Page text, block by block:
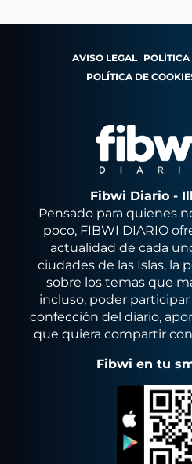
AVISO LEGAL
POLÍTICA DE
Fibwi Diario -
Pensado para quienes
poco, FIBWI DIARIO
actualidad de cada
ciudades de las Islas, la
sobre los temas que
incluso, poder
confección del diario,
que quiera compartir
Fibwi en tu